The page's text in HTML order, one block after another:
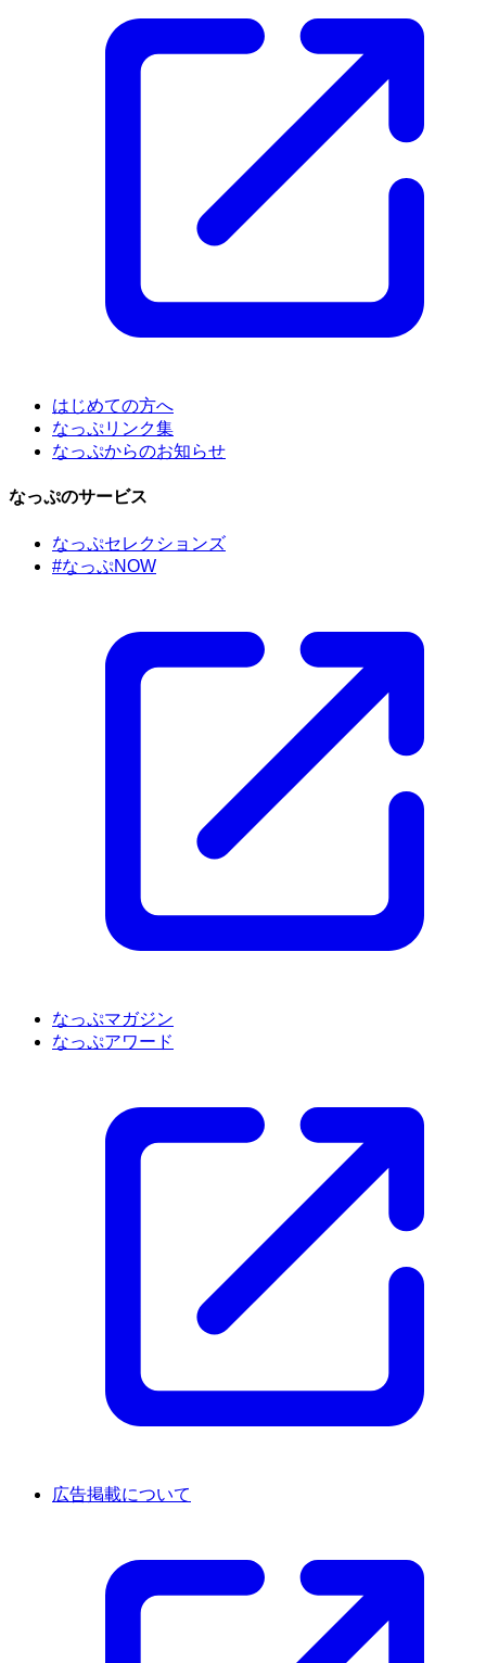
はじめての方へ
なっぷリンク集
なっぷからのお知らせ
なっぷのサービス
なっぷセレクションズ
#なっぷNOW
なっぷマガジン
なっぷアワード
広告掲載について